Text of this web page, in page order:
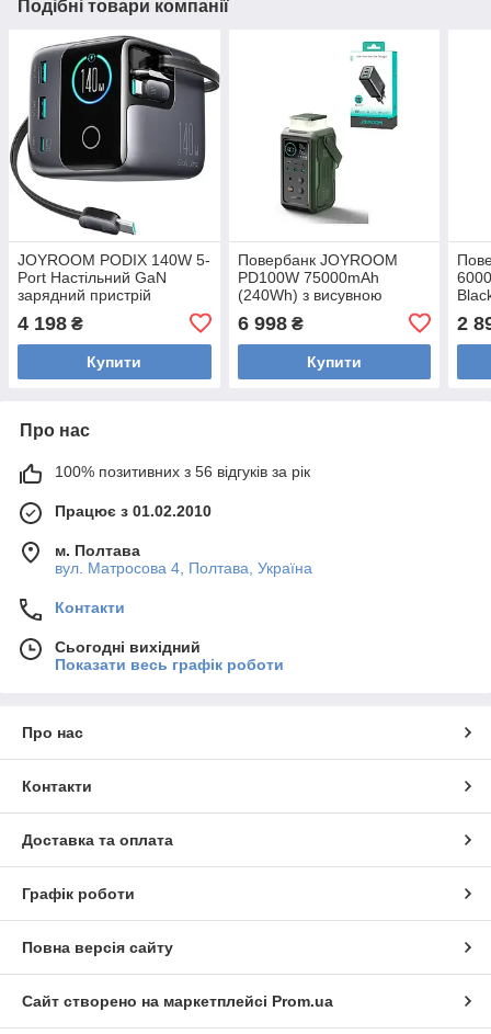
Подібні товари компанії
JOYROOM PODIX 140W 5-
Port Настільний GaN
зарядний пристрій
4 198 ₴
Купити
Повербанк JOYROOM
PD100W 75000mAh
(240Wh) з висувною
пристрій Joyroom FC 65W
6 998₴
Купити
2
Про нас
100% позитивних з 56 відгуків за рік
Працює з 01.02.2010
м. Полтава
вул. Матросова 4, Полтава, Україна
Контакти
Сьогодні вихідний
Показати весь графік роботи
Про нас
Контакти
Доставка та оплата
Графік роботи
Повна версія сайту
Сайт створено на маркетплейсі Prom.ua